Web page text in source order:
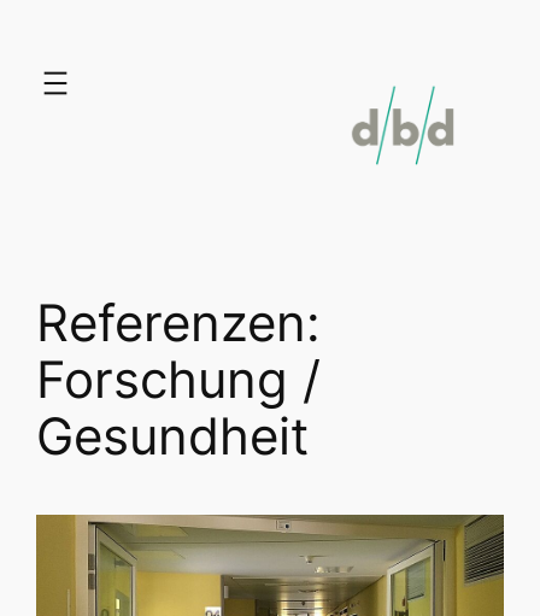
springen
Referenzen:
Forschung /
Gesundheit